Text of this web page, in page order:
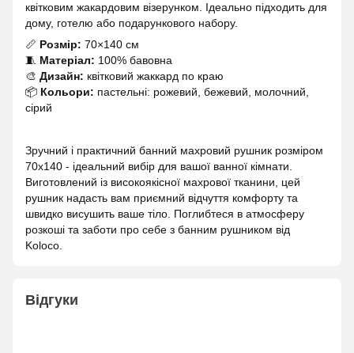
квітковим жакардовим візерунком. Ідеально підходить для
дому, готелю або подарункового набору.
📏 Розмір: 70×140 см
🧵 Матеріал: 100% бавовна
🎨 Дизайн: квітковий жаккард по краю
📦 Кольори: пастельні: рожевий, бежевий, молочний,
сірий
Зручний і практичний банний махровий рушник розміром
70х140 - ідеальний вибір для вашої ванної кімнати.
Виготовлений із високоякісної махрової тканини, цей
рушник надасть вам приємний відчуття комфорту та
швидко висушить ваше тіло. Поглибтеся в атмосферу
розкоші та заботи про себе з банним рушником від
Koloco.
Відгуки